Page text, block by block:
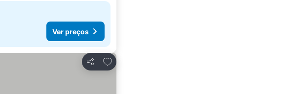
Ver preços
Partilhar
Adicionar aos favoritos